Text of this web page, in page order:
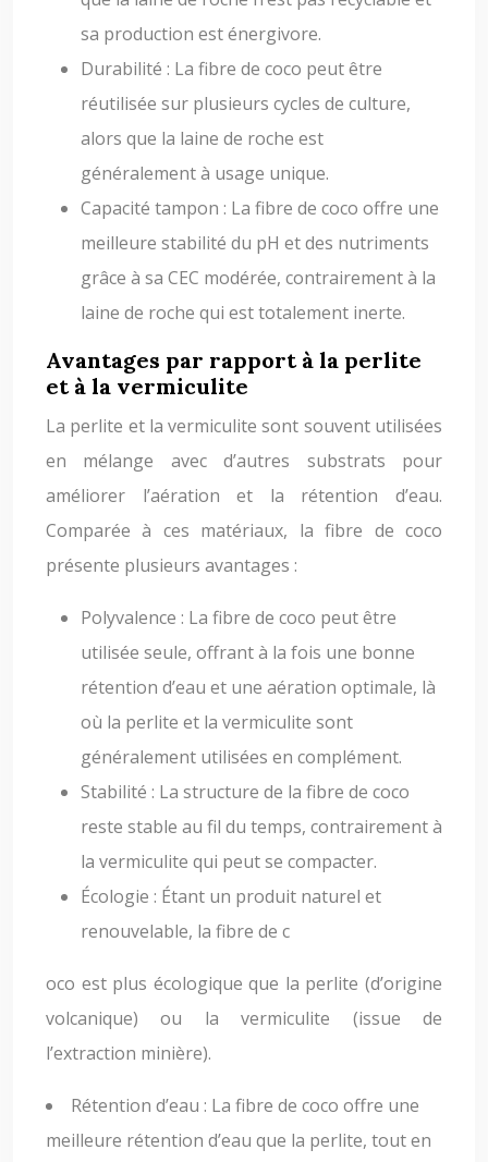
sa production est énergivore.
Durabilité : La fibre de coco peut être
réutilisée sur plusieurs cycles de culture,
alors que la laine de roche est
généralement à usage unique.
Capacité tampon : La fibre de coco offre une
meilleure stabilité du pH et des nutriments
grâce à sa CEC modérée, contrairement à la
laine de roche qui est totalement inerte.
Avantages par rapport à la perlite
et à la vermiculite
La perlite et la vermiculite sont souvent utilisées
en mélange avec d’autres substrats pour
améliorer l’aération et la rétention d’eau.
Comparée à ces matériaux, la fibre de coco
présente plusieurs avantages :
Polyvalence : La fibre de coco peut être
utilisée seule, offrant à la fois une bonne
rétention d’eau et une aération optimale, là
où la perlite et la vermiculite sont
généralement utilisées en complément.
Stabilité : La structure de la fibre de coco
reste stable au fil du temps, contrairement à
la vermiculite qui peut se compacter.
Écologie : Étant un produit naturel et
renouvelable, la fibre de c
oco est plus écologique que la perlite (d’origine
volcanique) ou la vermiculite (issue de
l’extraction minière).
Rétention d’eau : La fibre de coco offre une
meilleure rétention d’eau que la perlite, tout en